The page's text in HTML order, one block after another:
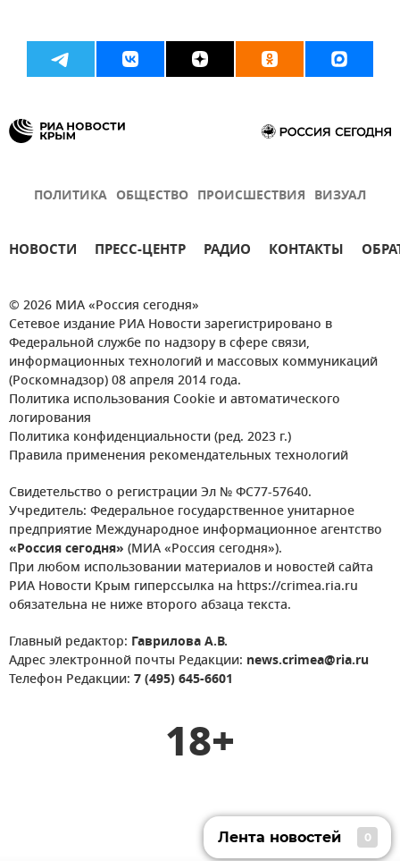
ПОЛИТИКА ОБЩЕСТВО ПРОИСШЕСТВИЯ ВИЗУАЛ
НОВОСТИ ПРЕСС-ЦЕНТР РАДИО КОНТАКТЫ
© 2026 МИА «Россия сегодня»
Сетевое издание РИА Новости зарегистрировано в
Федеральной службе по надзору в сфере связи,
информационных технологий и массовых коммуникаций
(Роскомнадзор) 08 апреля 2014 года.
Политика использования Cookie и автоматического
логирования
Политика конфиденциальности (ред. 2023 г.)
Правила применения рекомендательных технологий
Свидетельство о регистрации Эл № ФС77-57640.
Учредитель: Федеральное государственное унитарное
предприятие Международное информационное агентство
«Россия сегодня» (МИА «Россия сегодня»).
При любом использовании материалов и новостей сайта
РИА Новости Крым гиперссылка на https://crimea.ria.ru
обязательна не ниже второго абзаца текста.
Главный редактор: Гаврилова А.В.
Адрес электронной почты Редакции: news.crimea@ria.ru
Телефон Редакции: 7 (495) 645-6601
18+
Лента новостей 0